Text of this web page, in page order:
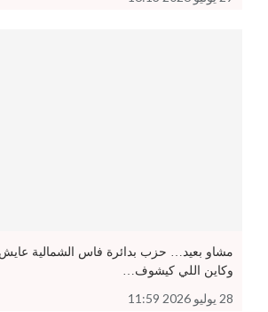
وكاين اللي كيشوف…
28 يوليو 2026 11:59